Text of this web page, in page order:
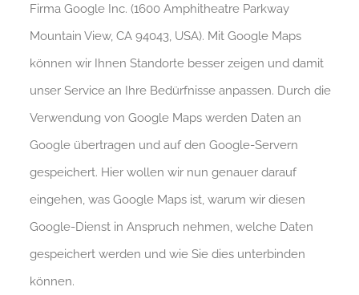
Firma Google Inc. (1600 Amphitheatre Parkway
Mountain View, CA 94043, USA). Mit Google Maps
können wir Ihnen Standorte besser zeigen und damit
unser Service an Ihre Bedürfnisse anpassen. Durch die
Verwendung von Google Maps werden Daten an
Google übertragen und auf den Google-Servern
gespeichert. Hier wollen wir nun genauer darauf
eingehen, was Google Maps ist, warum wir diesen
Google-Dienst in Anspruch nehmen, welche Daten
gespeichert werden und wie Sie dies unterbinden
können.